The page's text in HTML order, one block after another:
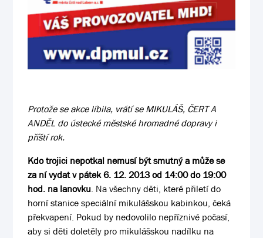
Protože se akce líbila, vrátí se MIKULÁŠ, ČERT A
ANDĚL do ústecké městské hromadné dopravy i
příští rok.
Kdo trojici nepotkal nemusí být smutný a může se
za ní vydat v pátek 6. 12. 2013 od 14:00 do 19:00
hod. na lanovku. Na všechny děti, které přiletí do
horní stanice speciální mikulášskou kabinkou, čeká
překvapení. Pokud by nedovolilo nepříznivé počasí,
aby si děti doletěly pro mikulášskou nadílku na